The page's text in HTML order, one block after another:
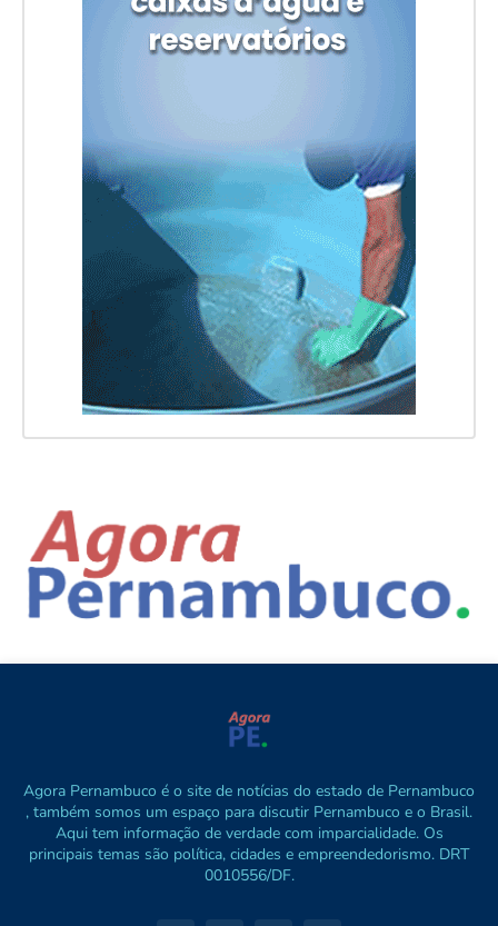
Agora Pernambuco é o site de notícias do estado de Pernambuco
, também somos um espaço para discutir Pernambuco e o Brasil.
Aqui tem informação de verdade com imparcialidade. Os
principais temas são política, cidades e empreendedorismo. DRT
0010556/DF.